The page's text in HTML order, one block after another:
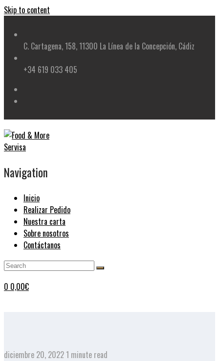
Skip to content
C. Cartagena, 158, 11300 La Línea de la Concepción, Cádiz
+34 619 033 405
Navigation
Inicio
Realizar Pedido
Nuestra carta
Sobre nosotros
Contáctanos
0 0,00€
diciembre 20, 2022 1 minute read